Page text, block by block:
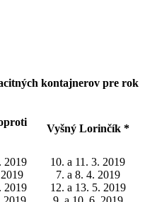
kontajnerov pre rok
Vyšný Lorinčík *
2019
2019
10. a 11. 3. 2019
7. a 8. 4. 2019
12. a 13. 5. 2019